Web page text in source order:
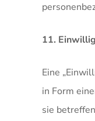
11.
Eine
in Form
sie